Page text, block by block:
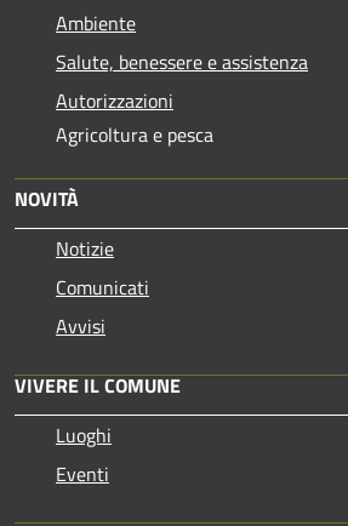
Ambiente
Salute, benessere e assistenza
Autorizzazioni
Agricoltura e pesca
NOVITÀ
Notizie
Comunicati
Avvisi
VIVERE IL COMUNE
Luoghi
Eventi